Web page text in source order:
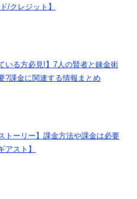
/クレジット】
いる方必見!】7人の賢者と錬金術
?課金に関連する情報まとめ
トーリー】課金方法や課金は必要
アスト】